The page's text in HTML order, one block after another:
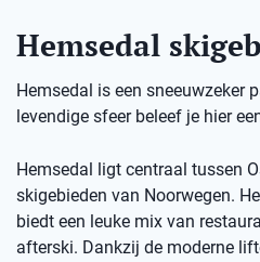
Hemsedal
Hemsedal is een sneeuwzeker
levendige sfeer beleef je hier
Hemsedal ligt centraal tussen
skigebieden van Noorwegen.
biedt een leuke mix van
afterski. Dankzij de moderne